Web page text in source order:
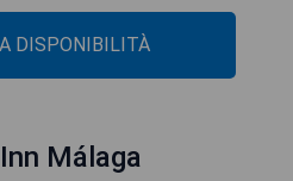
DISPONIBILITÀ
Málaga